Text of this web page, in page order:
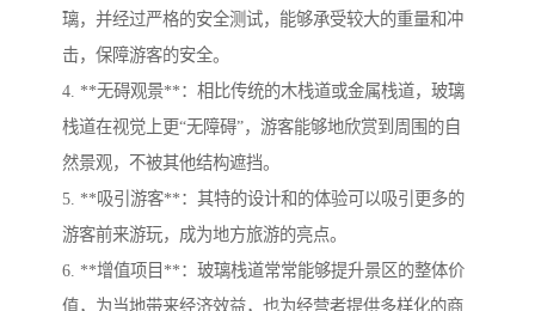
璃，并经过严格的安全测试，能够承受较大的重量和冲
击，保障游客的安全。
4. **无碍观景**：相比传统的木栈道或金属栈道，玻璃
栈道在视觉上更“无障碍”，游客能够地欣赏到周围的自
然景观，不被其他结构遮挡。
5. **吸引游客**：其特的设计和的体验可以吸引更多的
游客前来游玩，成为地方旅游的亮点。
6. **增值项目**：玻璃栈道常常能够提升景区的整体价
值，为当地带来经济效益，也为经营者提供多样化的商